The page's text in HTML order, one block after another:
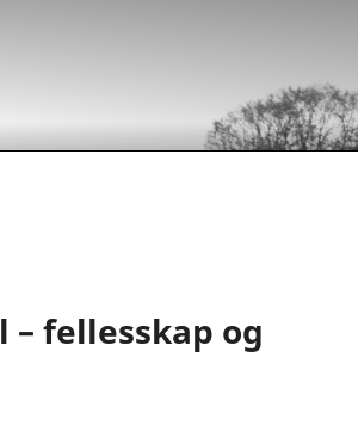
fellesskap og